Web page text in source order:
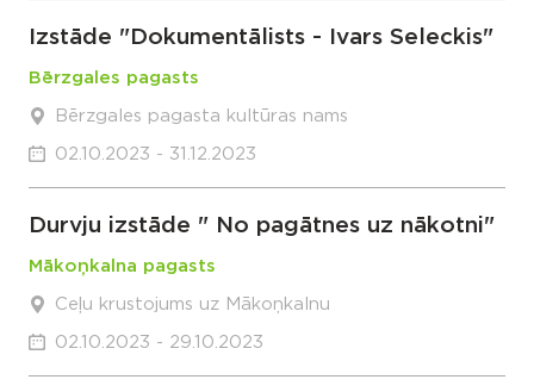
Izstāde "Dokumentālists - Ivars Seleckis"
Bērzgales pagasts
Bērzgales pagasta kultūras nams
02.10.2023 - 31.12.2023
Durvju izstāde " No pagātnes uz nākotni"
Mākoņkalna pagasts
Ceļu krustojums uz Mākoņkalnu
02.10.2023 - 29.10.2023